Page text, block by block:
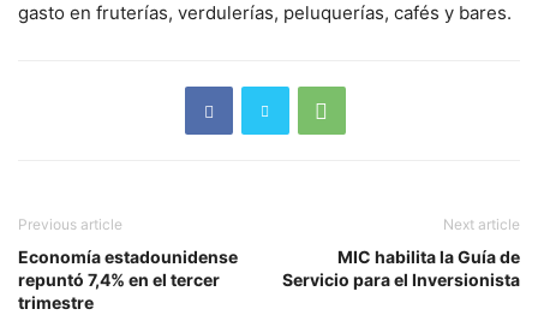
gasto en fruterías, verdulerías, peluquerías, cafés y bares.
Previous article
Economía estadounidense
repuntó 7,4% en el tercer
trimestre
Next article
MIC habilita la Guía de
Servicio para el Inversionista